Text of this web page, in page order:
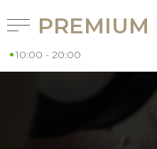
PREMIUM
10:00 - 20:00